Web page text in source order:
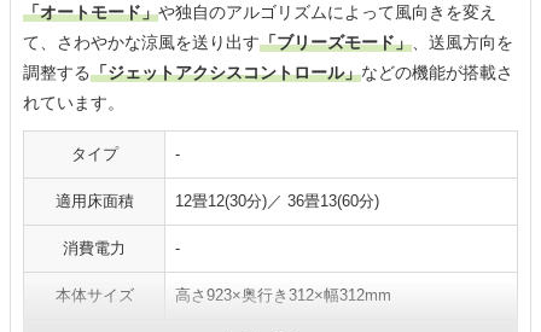
「オートモード」や独自のアルゴリズムによって風向きを変え
て、さわやかな涼風を送り出す「ブリーズモード」、送風方向を
調整する「ジェットアクシスコントロール」などの機能が搭載さ
れています。
タイプ -
適用床面積 12畳12(30分)／ 36畳13(60分)
消費電力 -
本体サイズ 高さ923×奥行き312×幅312mm